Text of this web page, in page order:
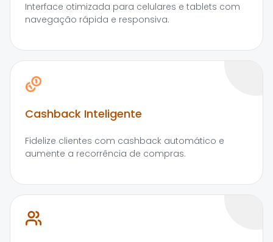
Interface otimizada para celulares e tablets com
navegação rápida e responsiva.
Cashback Inteligente
Fidelize clientes com cashback automático e
aumente a recorrência de compras.